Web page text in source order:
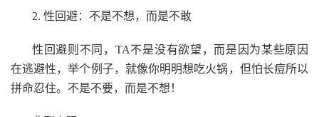
2. 性回避：不是不想，而是不敢
性回避则不同，TA不是没有欲望，而是因为某些原因
在逃避性，举个例子，就像你明明想吃火锅，但怕长痘所以
拼命忍住。不是不要，而是不想！